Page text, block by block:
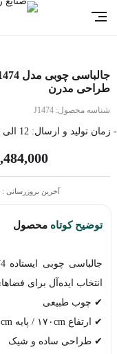
طراحی مدرن
شناسه محصول: J1474
- زمان تولید و ارسال: 12 الی 18 روزکاری
آخرین بروزرسانی : 24 خرداد, 1405
توضیح کوتاه محصول
انتخاب ایده‌آل برای
✔ چوب طبیعی
✔ ارتفاع ۱۷۰cm / پایه ۳۰cm
✔ طراحی ساده و شیک